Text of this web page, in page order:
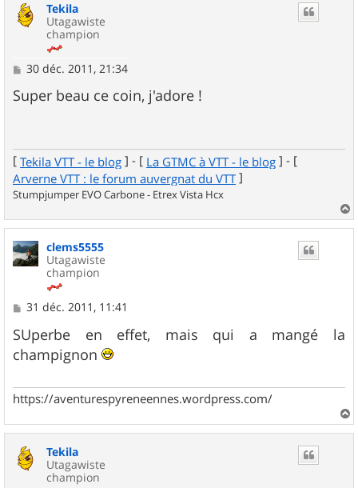
Tekila
Utagawiste
champion
M
s
s
30 déc. 2011, 21:34
Super beau ce coin, j'adore !
[ Tekila VTT - le blog ] - [ La GTMC à VTT - le blog ] - [
Arverne VTT : le forum auvergnat du VTT ]
Stumpjumper EVO Carbone - Etrex Vista Hcx
a
clems5555
Utagawiste
champion
M
s
s
a
31 déc. 2011, 11:41
SUperbe en effet, mais qui a mangé la
champignon
https://aventurespyreneennes.wordpress.com/
a
Tekila
Utagawiste
champion